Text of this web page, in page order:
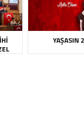
YAŞASIN